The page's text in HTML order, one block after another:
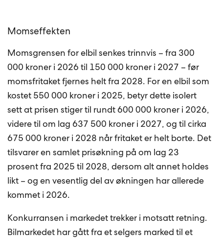
Momseffekten
Momsgrensen for elbil senkes trinnvis – fra 300
000 kroner i 2026 til 150 000 kroner i 2027 – før
momsfritaket fjernes helt fra 2028. For en elbil som
kostet 550 000 kroner i 2025, betyr dette isolert
sett at prisen stiger til rundt 600 000 kroner i 2026,
videre til om lag 637 500 kroner i 2027, og til cirka
675 000 kroner i 2028 når fritaket er helt borte. Det
tilsvarer en samlet prisøkning på om lag 23
prosent fra 2025 til 2028, dersom alt annet holdes
likt – og en vesentlig del av økningen har allerede
kommet i 2026.
Konkurransen i markedet trekker i motsatt retning.
Bilmarkedet har gått fra et selgers marked til et